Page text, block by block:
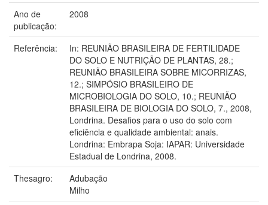
Ano de
publicação:
2008
Referência:
In: REUNIÃO BRASILEIRA DE FERTILIDADE
DO SOLO E NUTRIÇÃO DE PLANTAS, 28.;
REUNIÃO BRASILEIRA SOBRE MICORRIZAS,
12.; SIMPÓSIO BRASILEIRO DE
MICROBIOLOGIA DO SOLO, 10.; REUNIÃO
BRASILEIRA DE BIOLOGIA DO SOLO, 7., 2008,
Londrina. Desafios para o uso do solo com
eficiência e qualidade ambiental: anais.
Londrina: Embrapa Soja: IAPAR: Universidade
Estadual de Londrina, 2008.
Thesagro:
Adubação
Milho